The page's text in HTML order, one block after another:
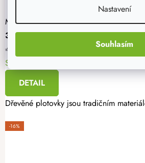
Nastavení
Souhlasím
Modřínová plotovka rovná 90 x 18 mm
36 Kč
42 Kč
Skladem
DETAIL
Dřevěné plotovky jsou tradičním
-16%